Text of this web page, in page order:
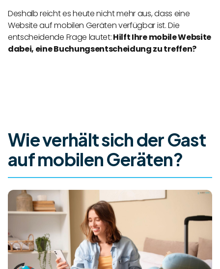
Deshalb reicht es heute nicht mehr aus, dass eine
Website auf mobilen Geräten verfügbar ist. Die
entscheidende Frage lautet:Hilft Ihre mobile Website
dabei, eine Buchungsentscheidung zu treffen?
Wie verhält sich der Gast
auf mobilen Geräten?